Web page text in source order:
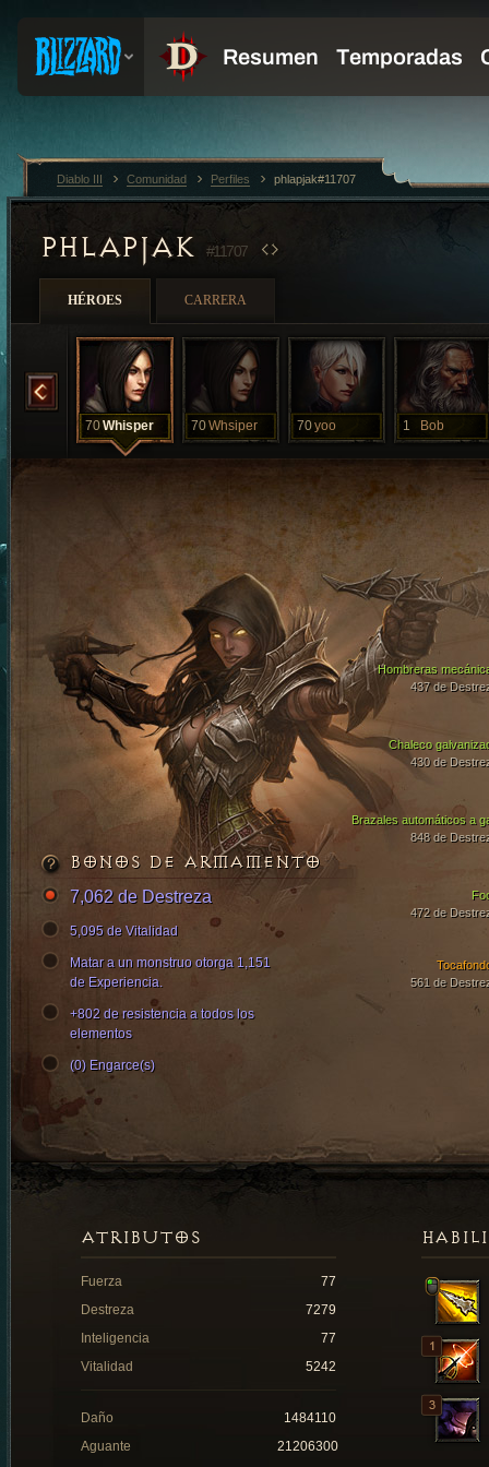
PHLAPJAK #11707
HÉROES CARRERA
70Whisper 70Whsiper 70yoo 1 Bob
Chaleco
430 de
Brazales automáticos a
848 de
Hombreras
437 de
561 de
472 de
BONOS DE ARMAMENTO
7,062 de Destreza
5,095 de Vitalidad
Matar a un monstruo otorga 1,151
de Experiencia.
+802 de resistencia a todos los
elementos
(0) Engarce(s)
ATRIBUTOS
Fuerza
77
Destreza
7279
Inteligencia
77
Vitalidad
5242
Daño
1484110
Aguante
21206300
Diablo III Comunidad Perfiles phlapjak#11707